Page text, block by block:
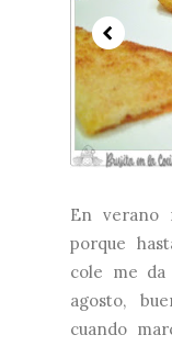
En verano
porque
cole me
agosto,
cuando